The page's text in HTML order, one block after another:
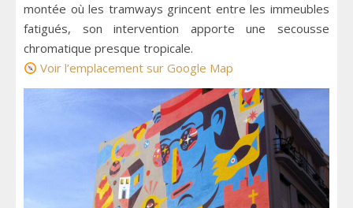
montée où les tramways grincent entre les immeubles
fatigués, son intervention apporte une secousse
chromatique presque tropicale.
Voir l’emplacement sur Google Map